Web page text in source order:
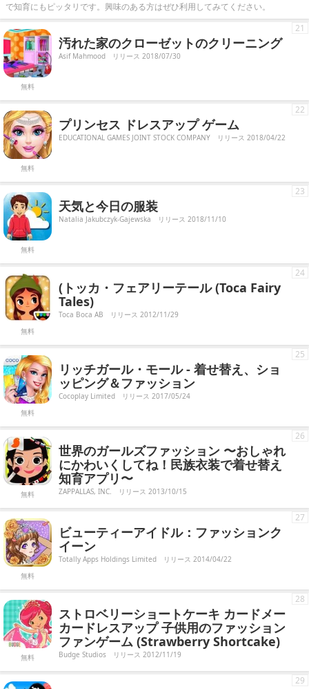
で知育にもピッタリです。興味のある方はぜひ利用してみてください。
無料
汚れた家のクローゼットのクリーニング
Asif Mahmood リリース 2018/07/30
21
無料
プリンセス ドレスアップ ゲーム
EDUCATIONAL GAMES JOINT STOCK COMPANY リリース 2018/04/22
22
無料
天気と今日の服装
Natalia Jakubczyk-Gajewska リリース 2018/11/10
23
無料
(トッカ・フェアリーテール (Toca Fairy
Tales)
Toca Boca AB リリース 2012/11/29
24
無料
リッチガール・モール - 着せ替え、ショ
ッピング＆ファッション
Cocoplay Limited リリース 2017/05/24
25
無料
世界のガールズファッション 〜おしゃれ
にかわいくしてね！民族衣装で着せ替え
知育アプリ〜
ZAPPALLAS, INC. リリース 2013/10/15
26
無料
ビューティーアイドル：ファッションク
イーン
Totally Apps Holdings Limited リリース 2014/04/22
27
無料
ストロベリーショートケーキ カードメー
カードレスアップ 子供用のファッション
ファンゲーム (Strawberry Shortcake)
Budge Studios リリース 2012/11/19
28
29